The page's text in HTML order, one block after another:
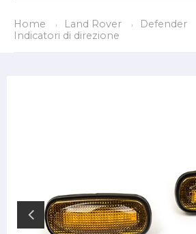
Home Land Rover Defender
Indicatori di direzione